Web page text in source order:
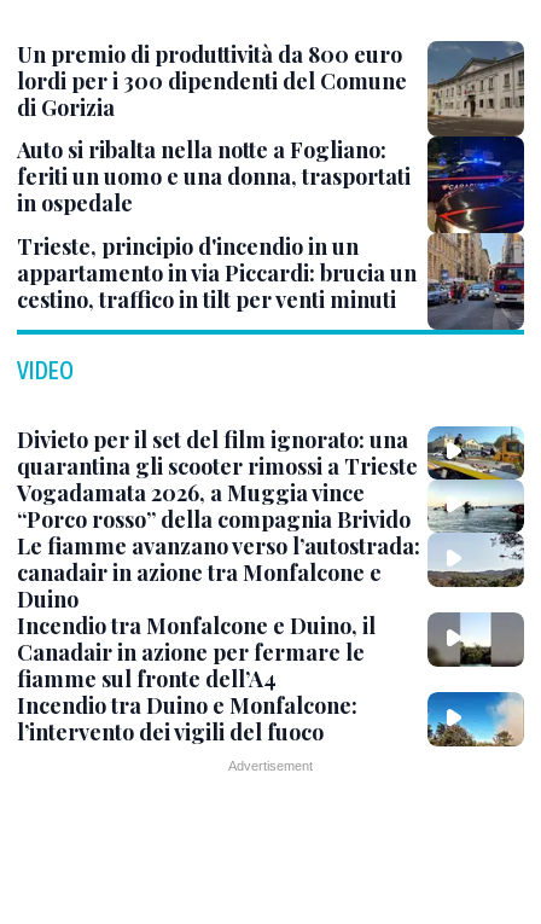
Un premio di produttività da 800 euro
lordi per i 300 dipendenti del Comune
di Gorizia
Auto si ribalta nella notte a Fogliano:
feriti un uomo e una donna, trasportati
in ospedale
Trieste, principio d'incendio in un
appartamento in via Piccardi: brucia un
cestino, traffico in tilt per venti minuti
VIDEO
Divieto per il set del film ignorato: una
quarantina gli scooter rimossi a Trieste
Vogadamata 2026, a Muggia vince
“Porco rosso” della compagnia Brivido
Le fiamme avanzano verso l’autostrada:
canadair in azione tra Monfalcone e
Duino
Incendio tra Monfalcone e Duino, il
Canadair in azione per fermare le
fiamme sul fronte dell’A4
Incendio tra Duino e Monfalcone:
l’intervento dei vigili del fuoco